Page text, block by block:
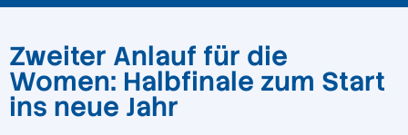
Zweiter Anlauf für die
Women: Halbfinale zum Start
ins neue Jahr